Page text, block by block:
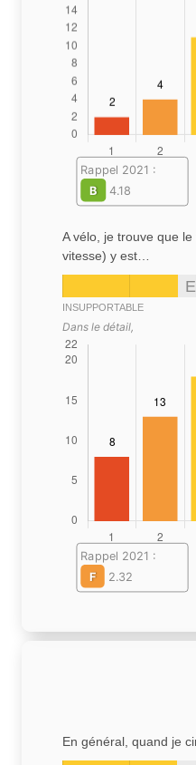
Rappel 2021 :
B
4.18
A vélo, je trouve que
vitesse) y est…
E
INSUPPORTABLE
Dans le détail,
Rappel 2021 :
F
2.32
En général, quand je